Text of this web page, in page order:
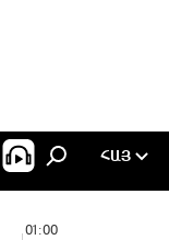
ՀԱՅ
01:00